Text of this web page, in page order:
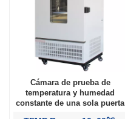
Cámara de prueba de
temperatura y humedad
constante de una sola puerta